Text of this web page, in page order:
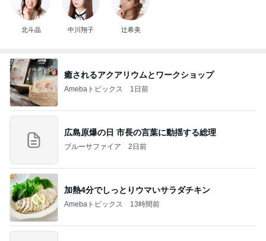
北斗晶 中川翔子 辻希美
癒されるアクアリウムとワークショップ
Amebaトピックス 1日前
広島原爆の日 市長の言葉に動揺する総理
ブルーサファイア 2日前
加熱4分でしっとりウマいサラダチキン
Amebaトピックス 13時間前